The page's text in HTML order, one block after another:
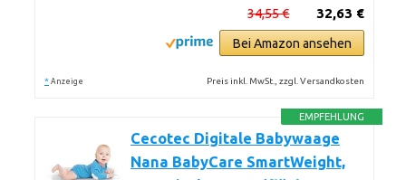
32,63 €
34,55 €
Bei Amazon ansehen
* Anzeige Preis inkl. MwSt., zzgl. Versandkosten
EMPFEHLUNG
Cecotec Digitale Babywaage
Nana BabyCare SmartWeight,